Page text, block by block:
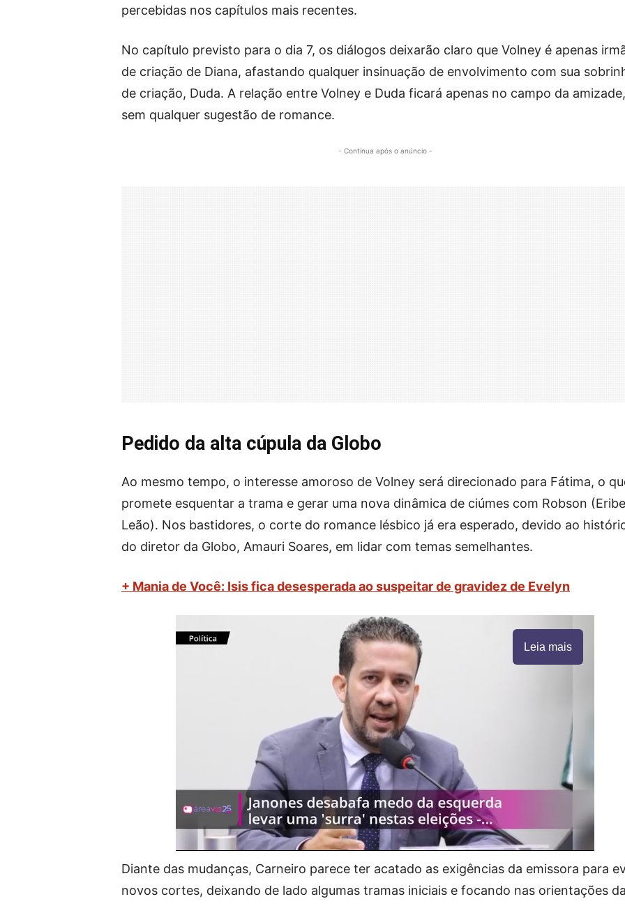
percebidas nos capítulos mais recentes.
No capítulo previsto para o dia 7, os diálogos deixarão claro que Volney é apenas
de criação de Diana, afastando qualquer insinuação de envolvimento com sua
de criação, Duda. A relação entre Volney e Duda ficará apenas no campo da amizade,
sem qualquer sugestão de romance.
- Continua após o anúncio -
Pedido da alta cúpula da Globo
Ao mesmo tempo, o interesse amoroso de Volney será direcionado para Fátima, o
promete esquentar a trama e gerar uma nova dinâmica de ciúmes com Robson
Leão). Nos bastidores, o corte do romance lésbico já era esperado, devido ao
do diretor da Globo, Amauri Soares, em lidar com temas semelhantes.
+ Mania de Você: Isis fica desesperada ao suspeitar de gravidez de Evelyn
Leia mais
Diante das mudanças, Carneiro parece ter acatado as exigências da emissora para
novos cortes, deixando de lado algumas tramas iniciais e focando nas orientações